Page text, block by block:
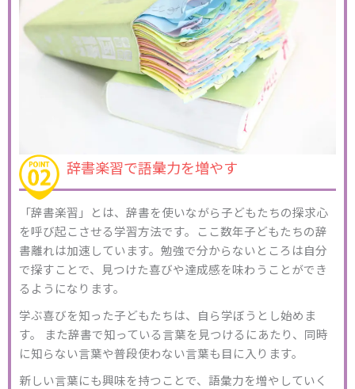
辞書楽習で語彙力を増やす
「辞書楽習」とは、辞書を使いながら子どもたちの探求心
を呼び起こさせる学習方法です。ここ数年子どもたちの辞
書離れは加速しています。勉強で分からないところは自分
で探すことで、見つけた喜びや達成感を味わうことができ
るようになります。
学ぶ喜びを知った子どもたちは、自ら学ぼうとし始めま
す。 また辞書で知っている言葉を見つけるにあたり、同時
に知らない言葉や普段使わない言葉も目に入ります。
新しい言葉にも興味を持つことで、語彙力を増やしていく